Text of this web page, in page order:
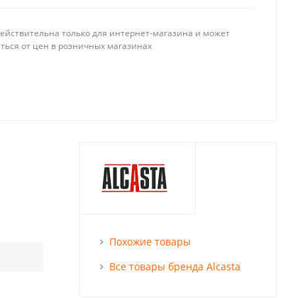
только для интернет-магазина и может
от цен в розничных магазинах
Похожие товары
Все товары бренда Alcasta